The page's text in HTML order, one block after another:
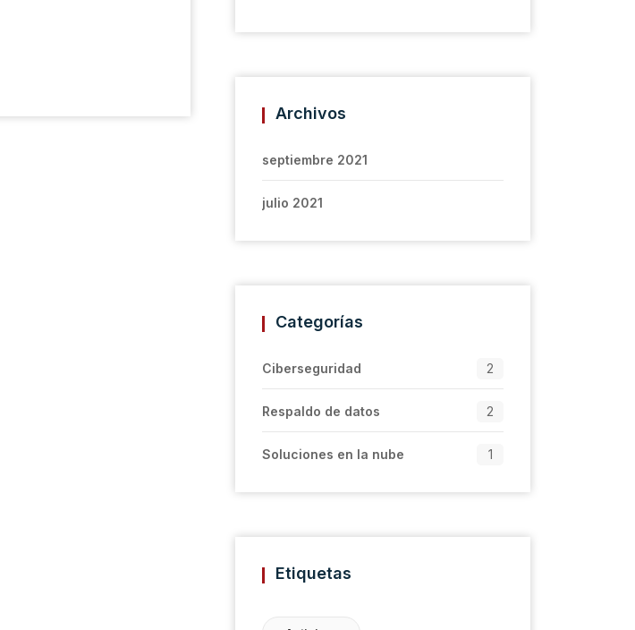
Archivos
septiembre 2021
julio 2021
Categorías
Ciberseguridad 2
Respaldo de datos 2
Soluciones en la nube 1
Etiquetas